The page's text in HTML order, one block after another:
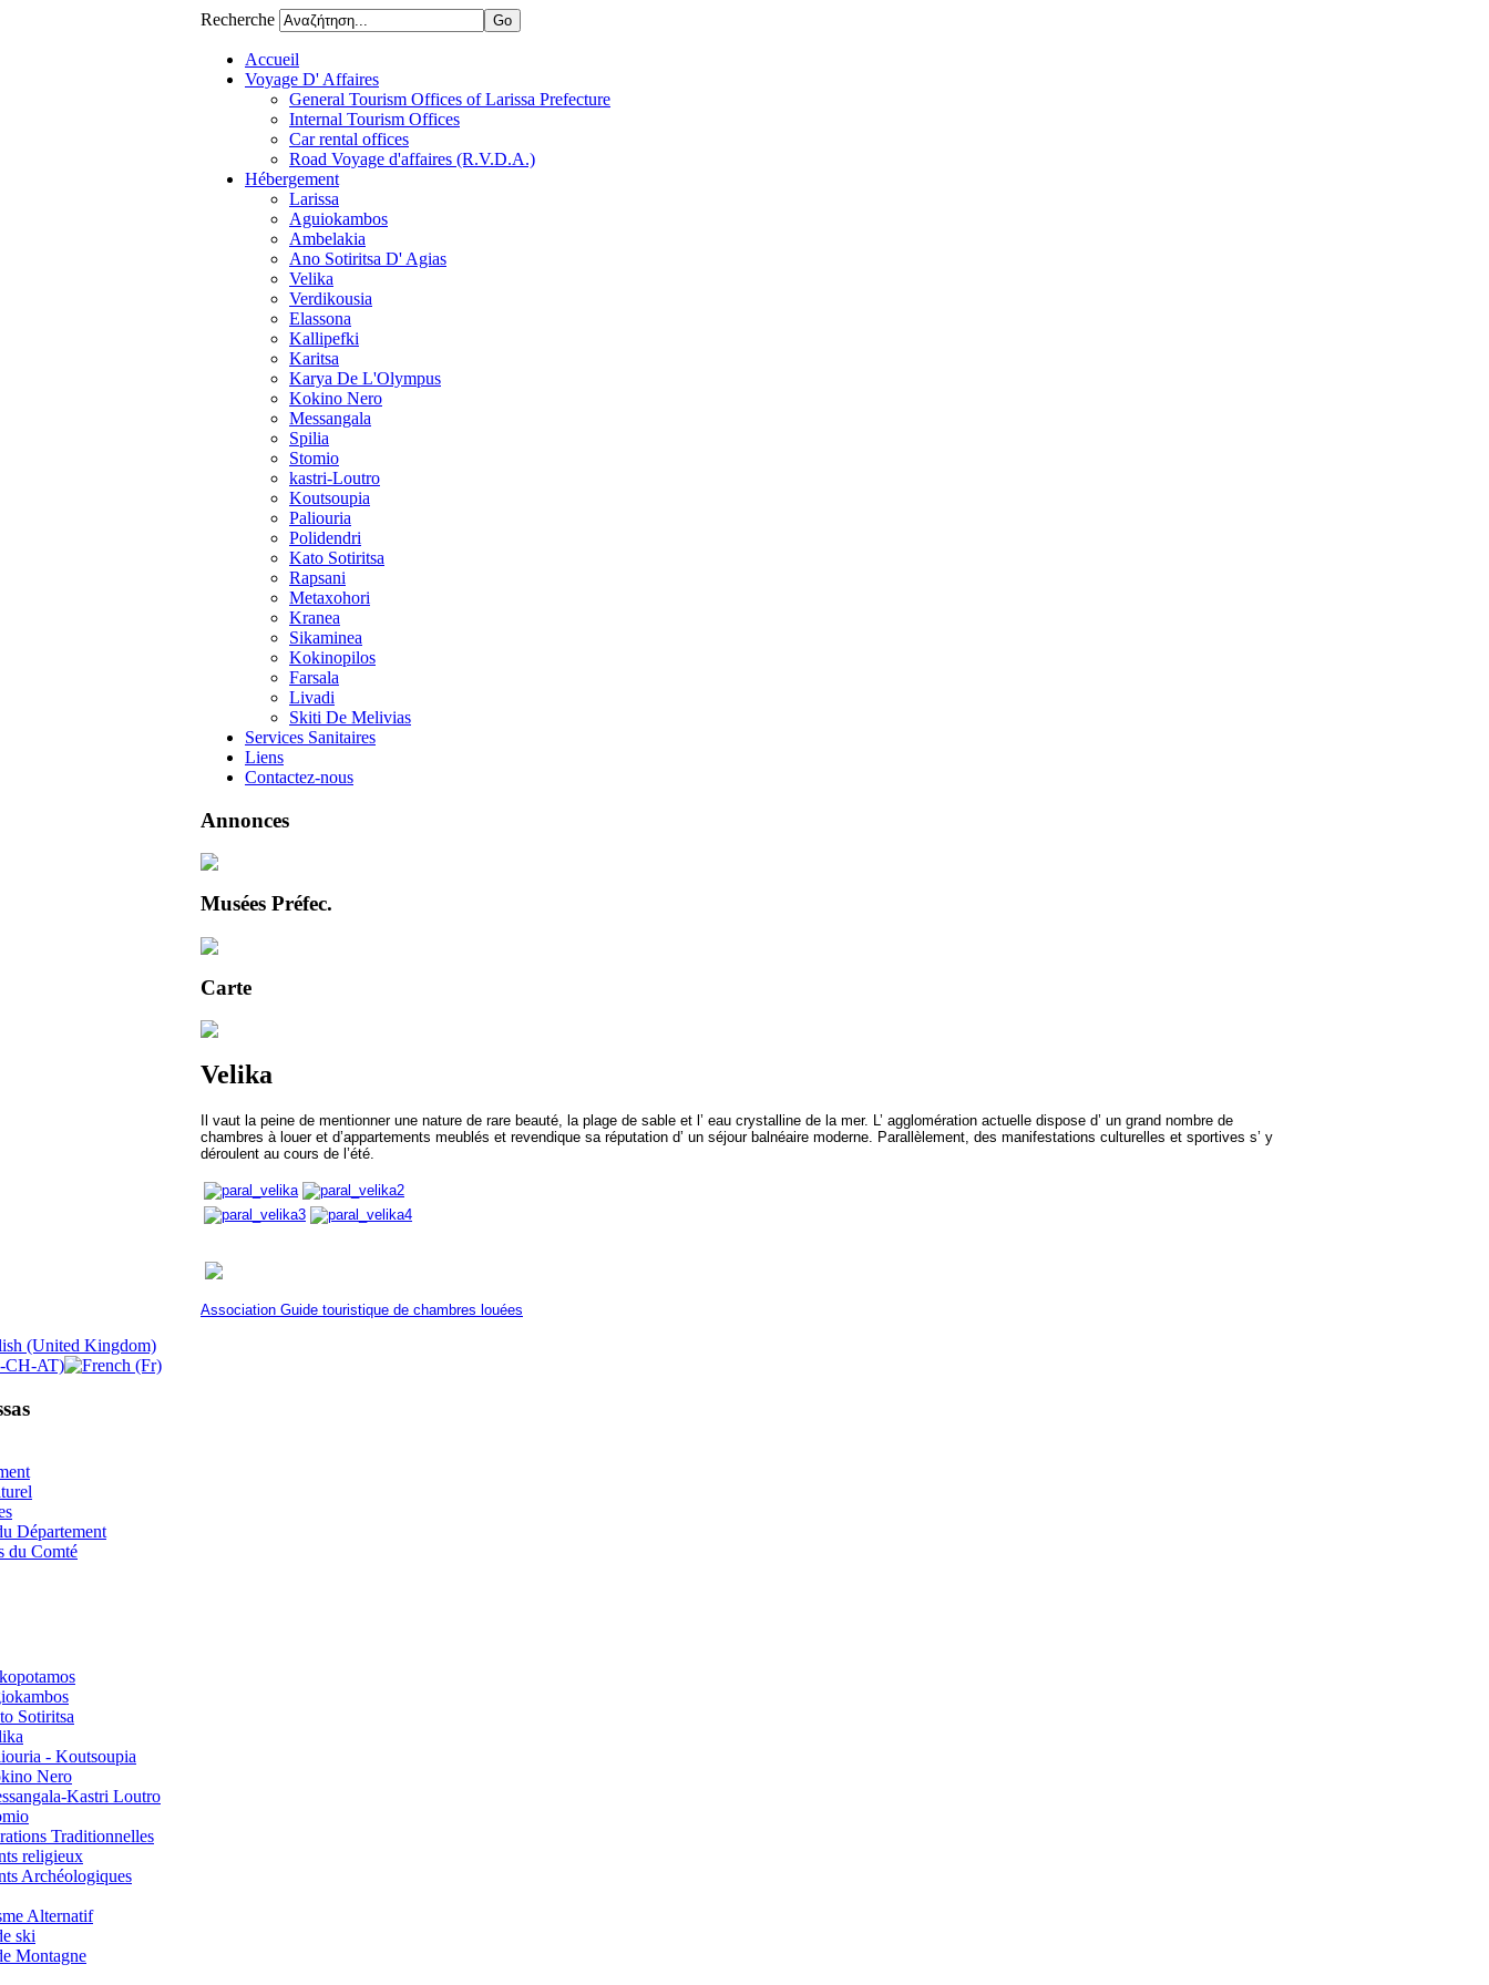
Recherche
Accueil
Voyage D' Affaires
General Tourism Offices of Larissa Prefecture
Internal Tourism Offices
Car rental offices
Road Voyage d'affaires (R.V.D.A.)
Hébergement
Larissa
Aguiokambos
Ambelakia
Ano Sotiritsa D' Agias
Velika
Verdikousia
Elassona
Kallipefki
Karitsa
Karya De L'Olympus
Kokino Nero
Messangala
Spilia
Stomio
kastri-Loutro
Koutsoupia
Paliouria
Polidendri
Kato Sotiritsa
Rapsani
Metaxohori
Kranea
Sikaminea
Kokinopilos
Farsala
Livadi
Skiti De Melivias
Services Sanitaires
Liens
Contactez-nous
Annonces
Musées Préfec.
Carte
Velika
Il vaut la peine de mentionner une nature de rare beauté, la plage de sable et l’ eau crystalline de la mer. L’ agglomération actuelle dispose d’ un grand nombre de
chambres à louer et d’appartements meublés et revendique sa réputation d’ un séjour balnéaire moderne. Parallèlement, des manifestations culturelles et sportives s’ y
déroulent au cours de l’été.
Association Guide touristique de chambres louées
Département
du Comté
Sotiritsa
- Koutsoupia
Nero
Kastri Loutro
Traditionnelles
religieux
Archéologiques
Alternatif
ski
Montagne